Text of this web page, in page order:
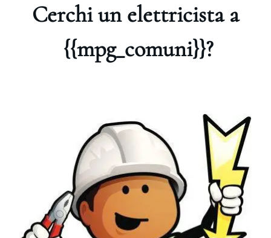
Cerchi un elettricista a
{{mpg_comuni}}?